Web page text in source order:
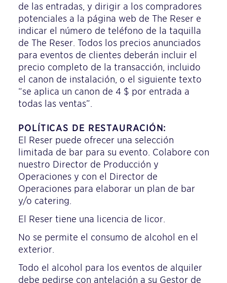
de las entradas, y dirigir a los compradores
potenciales a la página web de The Reser e
indicar el número de teléfono de la taquilla
de The Reser. Todos los precios anunciados
para eventos de clientes deberán incluir el
precio completo de la transacción, incluido
el canon de instalación, o el siguiente texto
“se aplica un canon de 4 $ por entrada a
todas las ventas”.
POLÍTICAS DE RESTAURACIÓN:
El Reser puede ofrecer una selección
limitada de bar para su evento. Colabore con
nuestro Director de Producción y
Operaciones y con el Director de
Operaciones para elaborar un plan de bar
y/o catering.
El Reser tiene una licencia de licor.
No se permite el consumo de alcohol en el
exterior.
Todo el alcohol para los eventos de alquiler
debe pedirse con antelación a su Gestor de